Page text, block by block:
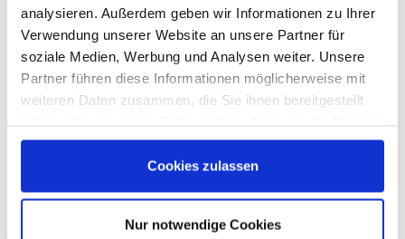
analysieren. Außerdem geben wir Informationen zu Ihrer
Verwendung unserer Website an unsere Partner für
soziale Medien, Werbung und Analysen weiter. Unsere
Partner führen diese Informationen möglicherweise mit
weiteren Daten zusammen, die Sie ihnen bereitgestellt
gesammelt haben.
Cookies zulassen
Nur notwendige Cookies
VERGANGENE HAUPTVERSAMMLUNGSTERMINE
archiv.hauptversammlung.de
Die nächsten Termine